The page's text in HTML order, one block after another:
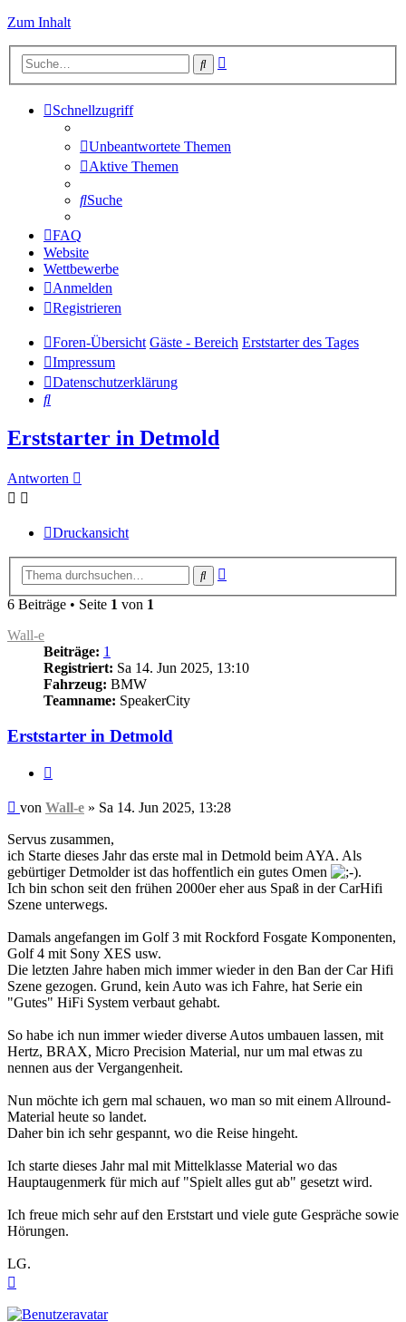
Zum Inhalt
Suche
Schnellzugriff
Unbeantwortete Themen
Aktive Themen
Suche
FAQ
Website
Wettbewerbe
Anmelden
Registrieren
Foren-Übersicht Gäste - Bereich Erststarter des Tages
Impressum
Datenschutzerklärung
Suche
Erststarter in Detmold
Antworten
Druckansicht
Suche
6 Beiträge • Seite 1 von 1
Wall-e
Beiträge: 1
Registriert: Sa 14. Jun 2025, 13:10
Fahrzeug: BMW
Teamname: SpeakerCity
Erststarter in Detmold
Beitrag
von Wall-e » Sa 14. Jun 2025, 13:28
Servus zusammen,
ich Starte dieses Jahr das erste mal in Detmold beim AYA. Als
gebürtiger Detmolder ist das hoffentlich ein gutes Omen
.
Ich bin schon seit den frühen 2000er eher aus Spaß in der CarHifi
Szene unterwegs.
Damals angefangen im Golf 3 mit Rockford Fosgate Komponenten,
Golf 4 mit Sony XES usw.
Die letzten Jahre haben mich immer wieder in den Ban der Car Hifi
Szene gezogen. Grund, kein Auto was ich Fahre, hat Serie ein
"Gutes" HiFi System verbaut gehabt.
So habe ich nun immer wieder diverse Autos umbauen lassen, mit
Hertz, BRAX, Micro Precision Material, nur um mal etwas zu
nennen aus der Vergangenheit.
Nun möchte ich gern mal schauen, wo man so mit einem Allround-
Material heute so landet.
Daher bin ich sehr gespannt, wo die Reise hingeht.
Ich starte dieses Jahr mal mit Mittelklasse Material wo das
Hauptaugenmerk für mich auf "Spielt alles gut ab" gesetzt wird.
Ich freue mich sehr auf den Erststart und viele gute Gespräche sowie
Hörungen.
LG.